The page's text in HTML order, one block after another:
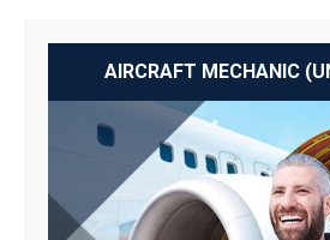
AIRCRAFT MECHANIC